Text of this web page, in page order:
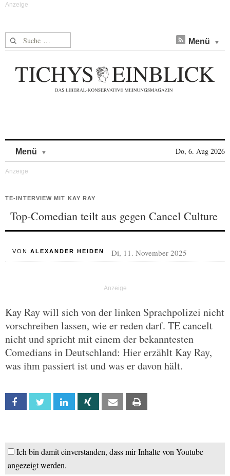
Suche nach: Menü
Menü Do, 6. Aug 2026
TE-INTERVIEW MIT KAY RAY
Top-Comedian teilt aus gegen Cancel Culture
VON ALEXANDER HEIDEN Di, 11. November 2025
Kay Ray will sich von der linken Sprachpolizei nicht
vorschreiben lassen, wie er reden darf. TE cancelt
nicht und spricht mit einem der bekanntesten
Comedians in Deutschland: Hier erzählt Kay Ray,
was ihm passiert ist und was er davon hält.
Facebook Twitter Linkedin Xing Email
Ich bin damit einverstanden, dass mir Inhalte von Youtube
angezeigt werden.